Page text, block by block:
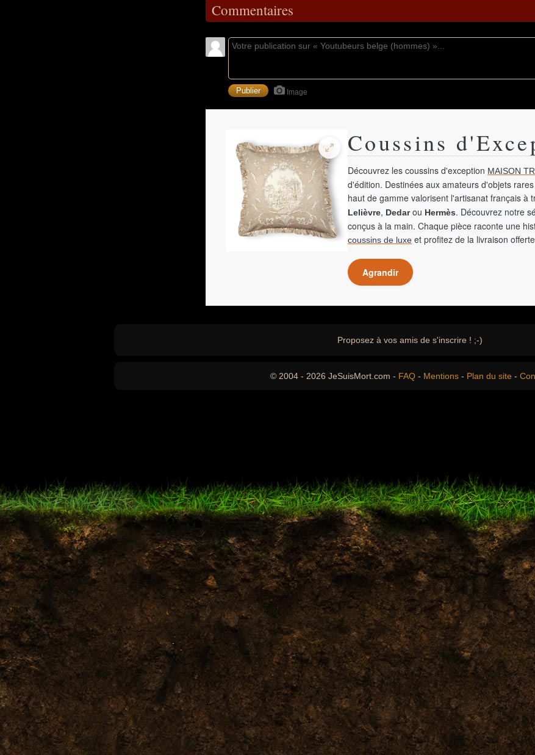
Commentaires
Image
Coussins
Découvrez les coussins d'exception MAISON
d'édition. Destinées aux amateurs d'objets
haut de gamme valorisent l'artisanat français à
Lelièvre, Dedarou Hermès. Découvrez notre
conçus à la main. Chaque pièce raconte une
coussins de luxe et profitez de la livraison
Agrandir
Proposez à vos amis de s'inscrire ! ;-)
© 2004 - 2026 JeSuisMort.com - FAQ - Mentions - Plan du site -